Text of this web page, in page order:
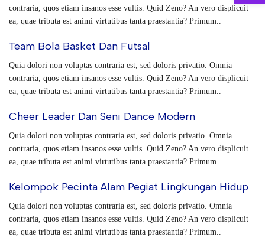
contraria, quos etiam insanos esse vultis. Quid Zeno? An vero displicuit
ea, quae tributa est animi virtutibus tanta praestantia? Primum..
Team Bola Basket Dan Futsal
Quia dolori non voluptas contraria est, sed doloris privatio. Omnia
contraria, quos etiam insanos esse vultis. Quid Zeno? An vero displicuit
ea, quae tributa est animi virtutibus tanta praestantia? Primum..
Cheer Leader Dan Seni Dance Modern
Quia dolori non voluptas contraria est, sed doloris privatio. Omnia
contraria, quos etiam insanos esse vultis. Quid Zeno? An vero displicuit
ea, quae tributa est animi virtutibus tanta praestantia? Primum..
Kelompok Pecinta Alam Pegiat Lingkungan Hidup
Quia dolori non voluptas contraria est, sed doloris privatio. Omnia
contraria, quos etiam insanos esse vultis. Quid Zeno? An vero displicuit
ea, quae tributa est animi virtutibus tanta praestantia? Primum..